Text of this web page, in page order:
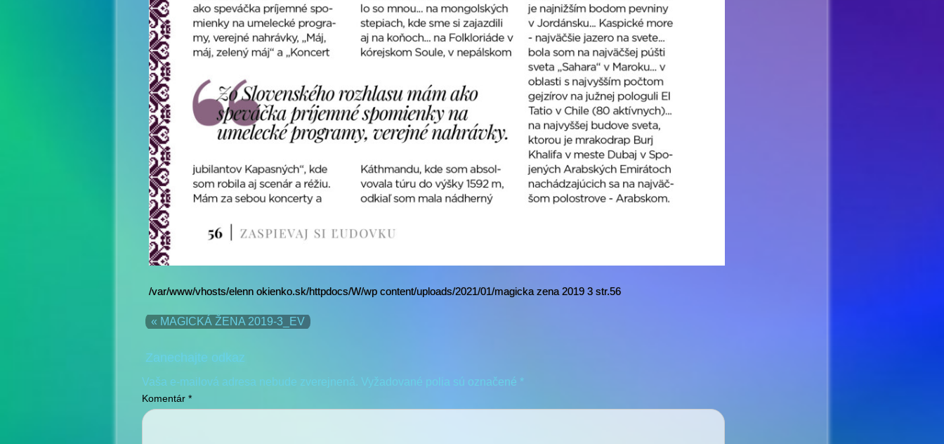
/var/www/vhosts/elenn okienko.sk/httpdocs/W/wp content/uploads/2021/01/magicka zena 2019 3 str.56
« MAGICKÁ ŽENA 2019-3_EV
Zanechajte odkaz
Vaša e-mailová adresa nebude zverejnená. Vyžadované polia sú označené *
Komentár *